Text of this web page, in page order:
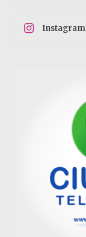
Instagram